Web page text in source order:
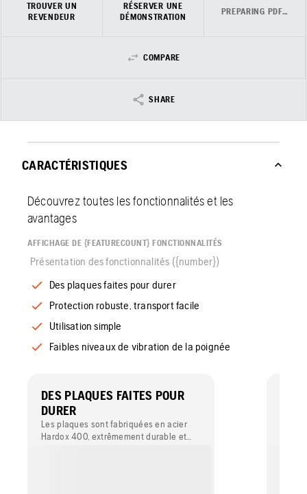
TROUVER UN
REVENDEUR
RÉSERVER UNE
DÉMONSTRATION
PREPARING PDF…
COMPARE
SHARE
CARACTÉRISTIQUES
Découvrez toutes les fonctionnalités et les
avantages
AFFICHAGE DE {FEATURECOUNT} FONCTIONNALITÉS
Présentation des fonctionnalités ({number})
Des plaques faites pour durer
Protection robuste, transport facile
Utilisation simple
Faibles niveaux de vibration de la poignée
DES PLAQUES FAITES POUR
DURER
Les plaques sont fabriquées en acier
Hardox 400, extrêmement durable et